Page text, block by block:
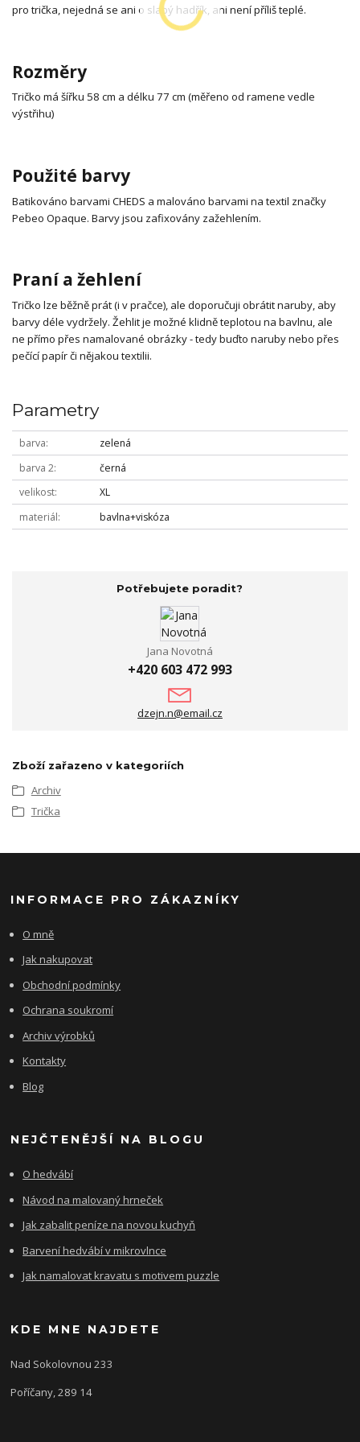
pro trička, nejedná se ani o slabý hadřík, ani není příliš teplé.
Rozměry
Tričko má šířku 58 cm a délku 77 cm (měřeno od ramene vedle
výstřihu)
Použité barvy
Batikováno barvami CHEDS a malováno barvami na textil značky
Pebeo Opaque. Barvy jsou zafixovány zažehlením.
Praní a žehlení
Tričko lze běžně prát (i v pračce), ale doporučuji obrátit naruby, aby
barvy déle vydržely. Žehlit je možné klidně teplotou na bavlnu, ale
ne přímo přes namalované obrázky - tedy buďto naruby nebo přes
pečící papír či nějakou textilii.
Parametry
barva
zelená
barva 2
černá
velikost
XL
materiál
bavlna+viskóza
Potřebujete poradit?
Jana Novotná
+420 603 472 993
dzejn.n@email.cz
Zboží zařazeno v kategoriích
Archiv
Trička
INFORMACE PRO ZÁKAZNÍKY
O mně
Jak nakupovat
Obchodní podmínky
Ochrana soukromí
Archiv výrobků
Kontakty
Blog
NEJČTENĚJŠÍ NA BLOGU
O hedvábí
Návod na malovaný hrneček
Jak zabalit peníze na novou kuchyň
Barvení hedvábí v mikrovlnce
Jak namalovat kravatu s motivem puzzle
KDE MNE NAJDETE
Nad Sokolovnou 233
Poříčany, 289 14